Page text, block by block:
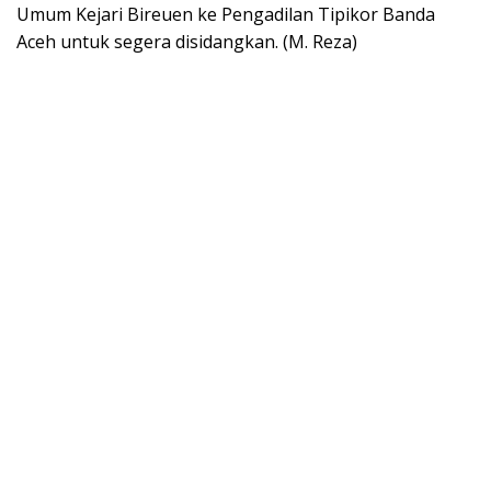
Umum Kejari Bireuen ke Pengadilan Tipikor Banda
Aceh untuk segera disidangkan. (M. Reza)